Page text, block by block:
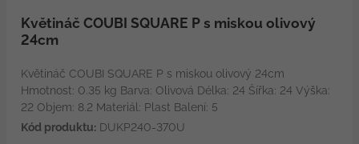
Květináč COUBI SQUARE P s miskou olivový
24cm
Květináč COUBI SQUARE P s miskou olivový 24cm
Hmotnost: 0.35 kg Barva: Olivová Délka: 24 Šířka: 24 Výška:
22 Objem: 8.2 Materiál: Plast Balení: 5
Kód produktu:DUKP240-370U